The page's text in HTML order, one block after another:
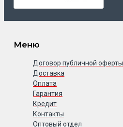
Меню
Договор публичной оферты
Доставка
Оплата
Гарантия
Кредит
Контакты
Оптовый отдел